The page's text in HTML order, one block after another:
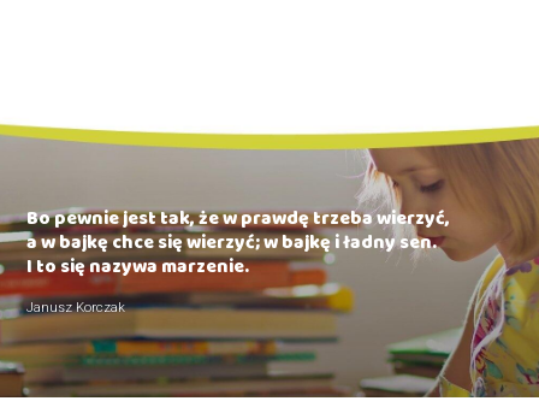
Bo pewnie jest tak, że w prawdę trzeba wierzyć,
a w bajkę chce się wierzyć; w bajkę i ładny sen.
I to się nazywa marzenie.
Janusz Korczak